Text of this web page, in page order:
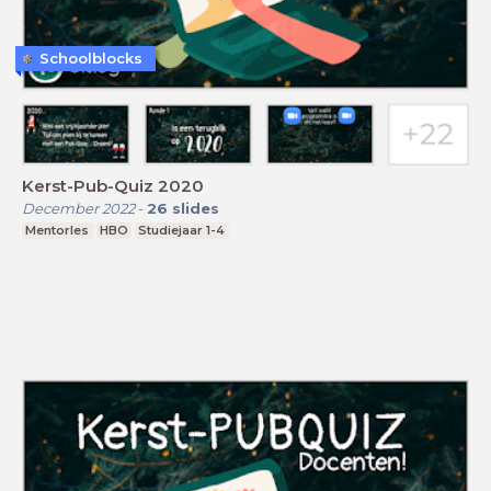
Kerst-Pub-Quiz 2020
December 2022- 26 slides
Mentorles HBO Studiejaar 1-4
Schoolblocks